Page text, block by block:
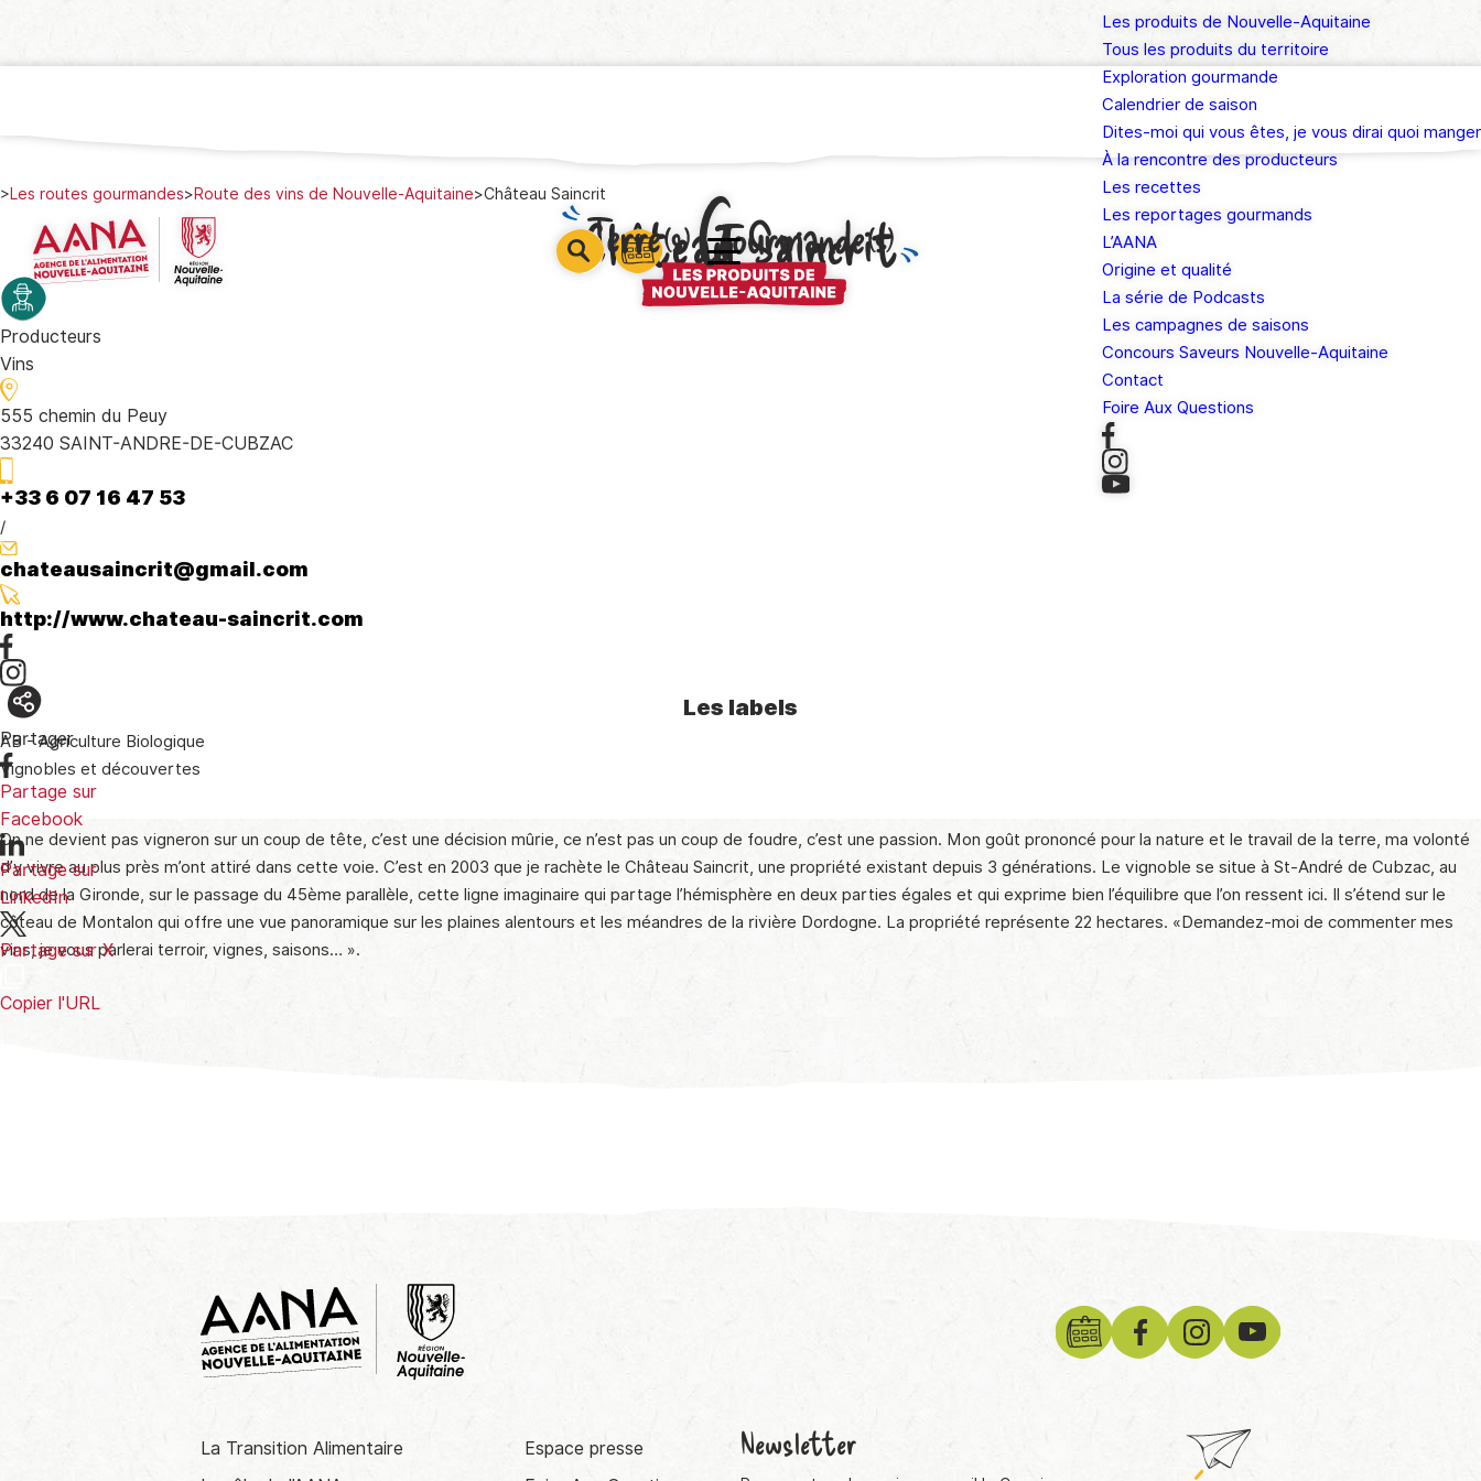
barre
1
barre
2
barre
3
Les produits de Nouvelle-Aquitaine
Tous les produits du territoire
Exploration gourmande
Calendrier de saison
Dites-moi qui vous êtes, je vous dirai quoi manger
À la rencontre des producteurs
Les recettes
Les reportages gourmands
L’AANA
Origine et qualité
La série de Podcasts
Les campagnes de saisons
Concours Saveurs Nouvelle-Aquitaine
Contact
Foire Aux Questions
>Les routes gourmandes>Route des vins de Nouvelle-Aquitaine>Château Saincrit
Château Saincrit
Producteurs
Vins
555 chemin du Peuy
33240 SAINT-ANDRE-DE-CUBZAC
+33 6 07 16 47 53
/
chateausaincrit@gmail.com
http://www.chateau-saincrit.com
Les labels
AB - Agriculture Biologique
Vignobles et découvertes
On ne devient pas vigneron sur un coup de tête, c’est une décision mûrie, ce n’est pas un coup de foudre, c’est une passion. Mon goût prononcé pour la nature et le travail de la terre, ma volonté
d’y vivre au plus près m’ont attiré dans cette voie. C’est en 2003 que je rachète le Château Saincrit, une propriété existant depuis 3 générations. Le vignoble se situe à St-André de Cubzac, au
nord de la Gironde, sur le passage du 45ème parallèle, cette ligne imaginaire qui partage l’hémisphère en deux parties égales et qui exprime bien l’équilibre que l’on ressent ici. Il s’étend sur le
côteau de Montalon qui offre une vue panoramique sur les plaines alentours et les méandres de la rivière Dordogne. La propriété représente 22 hectares. «Demandez-moi de commenter mes
vins, je vous parlerai terroir, vignes, saisons… ».
Partager
Partage sur
Facebook
Partage sur
LinkedIn
Partage sur X
Copier l'URL
La Transition Alimentaire
Espace presse
Newsletter